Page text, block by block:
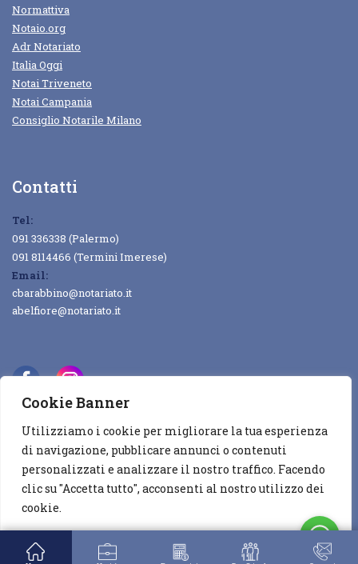
Cookie Banner
Utilizziamo i cookie per migliorare la tua esperienza
di navigazione, pubblicare annunci o contenuti
personalizzati e analizzare il nostro traffico. Facendo
clic su "Accetta tutto", acconsenti al nostro utilizzo dei
cookie.
Personalizza Rifiuta tutto Accetta tutto
Normattiva
Notaio.org
Adr Notariato
Italia Oggi
Notai Triveneto
Notai Campania
Consiglio Notarile Milano
Contatti
Tel:
091 336338 (Palermo)
091 8114466 (Termini Imerese)
Email:
cbarabbino@notariato.it
abelfiore@notariato.it
Copyright © 2022DGCALAll rights reserved
Privacy & Cookie Policy Contatti